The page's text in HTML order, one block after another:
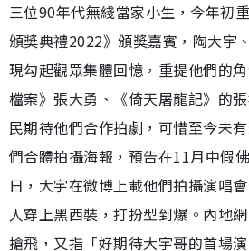
三位90年代無綫當家小生，今年初
頒獎典禮2022》頒獎嘉賓，陶大宇
現勾起觀眾集體回憶，重提他們的
檔案》張大勇、《倚天屠龍記》的
民期待他們合作拍劇，可惜至今未
們合體拍攝海報，預告在11月中假
日，大宇在微博上載他們拍攝演唱
人穿上黑西裝，打扮型到爆。內地
搶飛，又指「好期待大宇哥的首場